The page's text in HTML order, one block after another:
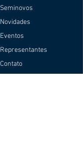
Seminovos
Novidades
Eventos
Representantes
Contato